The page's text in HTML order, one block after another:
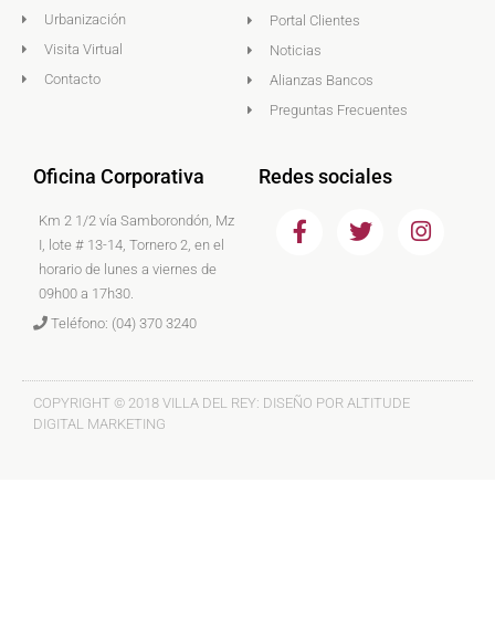
Urbanización
Visita Virtual
Contacto
Portal Clientes
Noticias
Alianzas Bancos
Preguntas Frecuentes
Oficina Corporativa
Km 2 1/2 vía Samborondón, Mz
I, lote # 13-14, Tornero 2, en el
horario de lunes a viernes de
09h00 a 17h30.
Teléfono: (04) 370 3240
Redes sociales
F
a
k
T
w
I
n
a
COPYRIGHT © 2018 VILLA DEL REY: DISEÑO POR ALTITUDE
DIGITAL MARKETING